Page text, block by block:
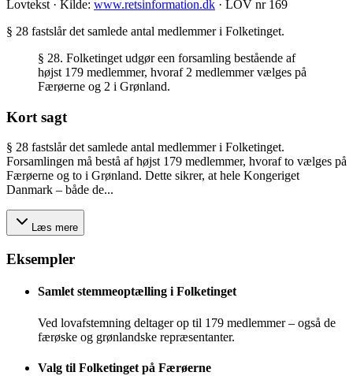
Lovtekst · Kilde: www.retsinformation.dk · LOV nr 169
§ 28 fastslår det samlede antal medlemmer i Folketinget.
§ 28. Folketinget udgør een forsamling bestående af
højst 179 medlemmer, hvoraf 2 medlemmer vælges på
Færøerne og 2 i Grønland.
Kort sagt
§ 28 fastslår det samlede antal medlemmer i Folketinget.
Forsamlingen må bestå af højst 179 medlemmer, hvoraf to vælges på
Færøerne og to i Grønland. Dette sikrer, at hele Kongeriget
Danmark – både de...
Læs mere
Eksempler
Samlet stemmeoptælling i Folketinget
Ved lovafstemning deltager op til 179 medlemmer – også de
færøske og grønlandske repræsentanter.
Valg til Folketinget på Færøerne